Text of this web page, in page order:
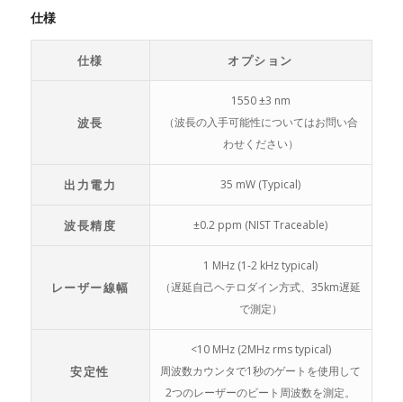
仕様
仕様 オプション
波長
1550 ±3 nm
（波長の入手可能性についてはお問い合
わせください）
出力電力 35 mW (Typical)
波長精度 ±0.2 ppm (NIST Traceable)
レーザー線幅
1 MHz (1-2 kHz typical)
（遅延自己ヘテロダイン方式、35km遅延
で測定）
安定性
<10 MHz (2MHz rms typical)
周波数カウンタで1秒のゲートを使用して
2つのレーザーのビート周波数を測定。